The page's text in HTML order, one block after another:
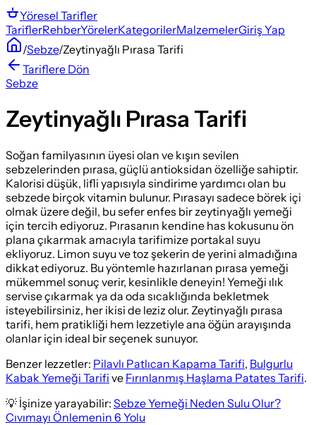
Yöresel Tarifler
TariflerRehberYörelerKategorilerMalzemelerGiriş Yap
/Sebze/Zeytinyağlı Pırasa Tarifi
Tariflere Dön
Sebze
Zeytinyağlı Pırasa Tarifi
Soğan familyasının üyesi olan ve kışın sevilen
sebzelerinden pırasa, güçlü antioksidan özelliğe sahiptir.
Kalorisi düşük, lifli yapısıyla sindirime yardımcı olan bu
sebzede birçok vitamin bulunur. Pırasayı sadece börek içi
olmak üzere değil, bu sefer enfes bir zeytinyağlı yemeği
için tercih ediyoruz. Pırasanın kendine has kokusunu ön
plana çıkarmak amacıyla tarifimize portakal suyu
ekliyoruz. Limon suyu ve toz şekerin de yerini almadığına
dikkat ediyoruz. Bu yöntemle hazırlanan pırasa yemeği
mükemmel sonuç verir, kesinlikle deneyin! Yemeği ılık
servise çıkarmak ya da oda sıcaklığında bekletmek
isteyebilirsiniz, her ikisi de leziz olur. Zeytinyağlı pırasa
tarifi, hem pratikliği hem lezzetiyle ana öğün arayışında
olanlar için ideal bir seçenek sunuyor.
Benzer lezzetler: Pilavlı Patlıcan Kapama Tarifi, Bulgurlu
Kabak Yemeği Tarifi ve Fırınlanmış Haşlama Patates Tarifi.
💡 İşinize yarayabilir: Sebze Yemeği Neden Sulu Olur?
Cıvımayı Önlemenin 6 Yolu